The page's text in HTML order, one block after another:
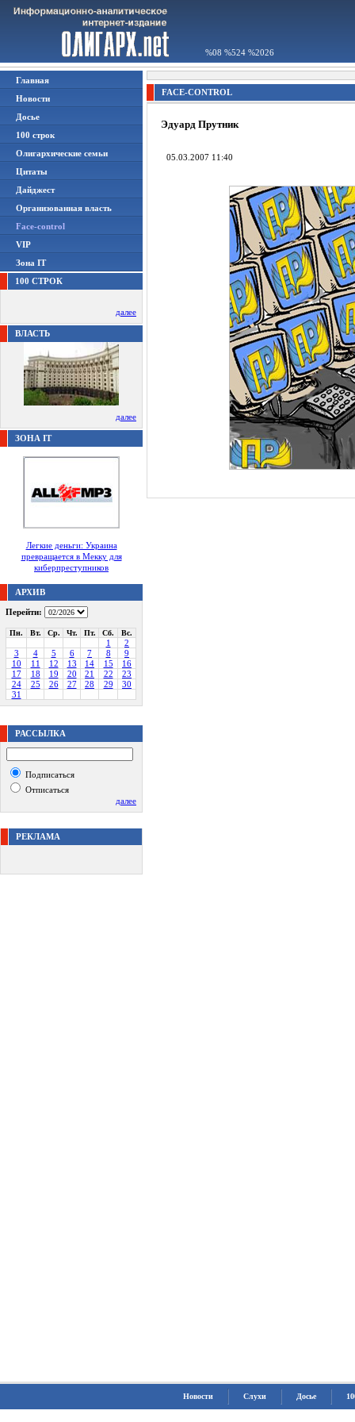
%08 %524 %2026
Главная
Новости
Досье
100 строк
Олигархические семьи
Цитаты
Дайджест
Организованная власть
Face-control
VIP
Зона IT
100 СТРОК
далее
ВЛАСТЬ
далее
ЗОНА IT
Легкие деньги: Украина
превращается в Мекку для
киберпреступников
АРХИВ
Перейти:
Пн. Вт. Ср. Чт. Пт. Сб. Вс.
1
2
3
4 5 6 7 8
9
10
11 12 13 14 15
16
17
18 19 20 21 22
23
24
25 26 27 28 29
30
31
РАССЫЛКА
Подписаться
Отписаться
далее
РЕКЛАМА
FACE-CONTROL
Эдуард Прутник
05.03.2007 11:40
Новости Слухи Досье